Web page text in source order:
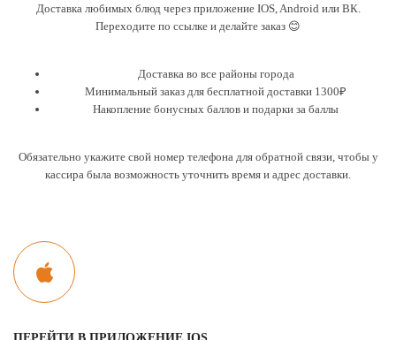
Доставка любимых блюд через приложение IOS, Android или ВК.
Переходите по ссылке и делайте заказ 😊
Доставка во все районы города
Минимальный заказ для бесплатной доставки 1300₽
Накопление бонусных баллов и подарки за баллы
Обязательно укажите свой номер телефона для обратной связи, чтобы у
кассира была возможность уточнить время и адрес доставки.